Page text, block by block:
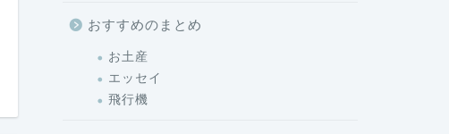
おすすめのまとめ
お土産
エッセイ
飛行機